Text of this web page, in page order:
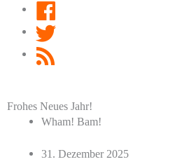
Frohes Neues Jahr!
Wham! Bam!
31. Dezember 2025